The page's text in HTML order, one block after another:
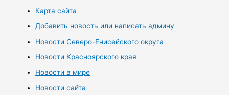
Карта сайта
Добавить новость или написать админу
Новости Северо-Енисейского округа
Новости Красноярского края
Новости в мире
Новости сайта